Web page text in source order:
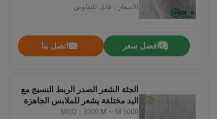
الأسعار：قابل للتفاوض
افضل سعر اتصل بنا
الجثة الشعر الصدر الربط النسيج مع
اليد مختلفة يشعر للملابس الجاهزة
MOQ：3000 M ~ M 5000